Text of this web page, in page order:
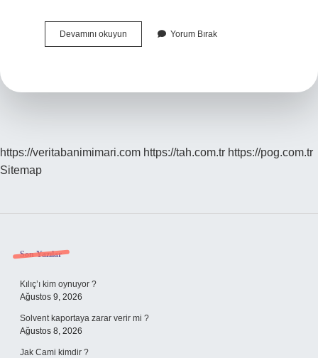
Devamını okuyun
Gazı
Yorum Bırak
https://veritabanimimari.com https://tah.com.tr https://pog.com.tr
Sitemap
Sidebar
Son Yazılar
Kılıç’ı kim oynuyor ?
Ağustos 9, 2026
Solvent kaportaya zarar verir mi ?
Ağustos 8, 2026
Jak Cami kimdir ?